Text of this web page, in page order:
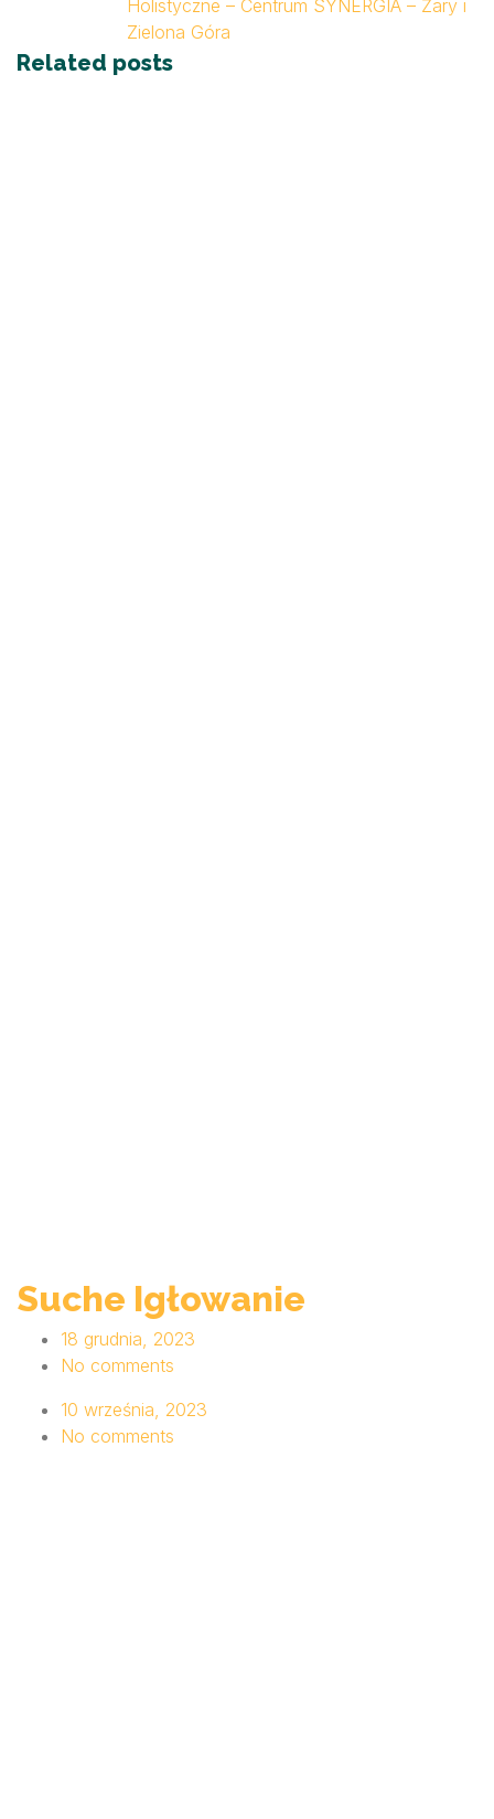
Holistyczne – Centrum SYNERGIA – Żary i
Zielona Góra
Related posts
Suche Igłowanie
18 grudnia, 2023
No comments
10 września, 2023
No comments